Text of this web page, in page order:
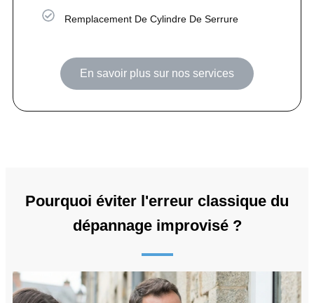
Remplacement De Cylindre De Serrure
En savoir plus sur nos services
Pourquoi éviter l'erreur classique du
dépannage improvisé ?